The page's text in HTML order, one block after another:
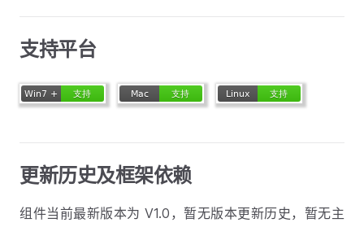
支持平台
更新历史及框架依赖
组件当前最新版本为 V1.0，暂无版本更新历史，暂无主